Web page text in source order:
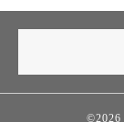
©2026